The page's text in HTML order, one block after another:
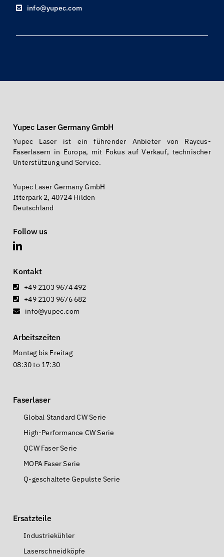
info@yupec.com
Yupec Laser Germany GmbH
Yupec Laser ist ein führender Anbieter von Raycus-
Faserlasern in Europa, mit Fokus auf Verkauf, technischer
Unterstützung und Service.
Yupec Laser Germany GmbH
Itterpark 2, 40724 Hilden
Deutschland
Follow us
Kontakt
+49 2103 9674 492
+49 2103 9676 682
info@yupec.com
Arbeitszeiten
Montag bis Freitag
08:30 to 17:30
Faserlaser
Global Standard CW Serie
High-Performance CW Serie
QCW Faser Serie
MOPA Faser Serie
Q-geschaltete Gepulste Serie
Ersatzteile
Industriekühler
Laserschneidköpfe